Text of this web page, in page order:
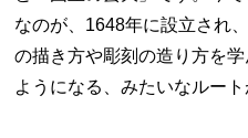
なのが、1648年に設立され
の描き方や彫刻の造り方を
ようになる、みたいなルート